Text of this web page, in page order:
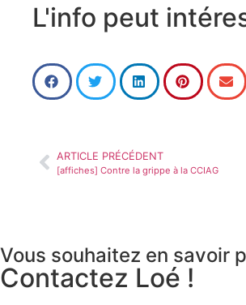
L'info peut
ARTICLE PRÉCÉDENT
[affiches] Contre la grippe à la CCIAG
Vous souhaitez en savoir
Contactez Loé !